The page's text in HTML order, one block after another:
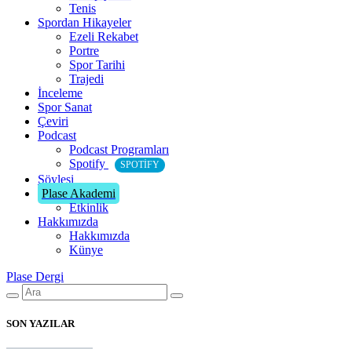
Tenis
Spordan Hikayeler
Ezeli Rekabet
Portre
Spor Tarihi
Trajedi
İnceleme
Spor Sanat
Çeviri
Podcast
Podcast Programları
Spotify
SPOTIFY
Söyleşi
Plase Akademi
Etkinlik
Hakkımızda
Hakkımızda
Künye
Plase Dergi
SON YAZILAR